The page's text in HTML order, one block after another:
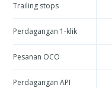
Trailing stops
Perdagangan 1-klik
Pesanan OCO
Perdagangan API